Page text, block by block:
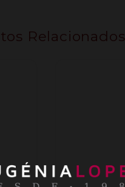
Relacionados